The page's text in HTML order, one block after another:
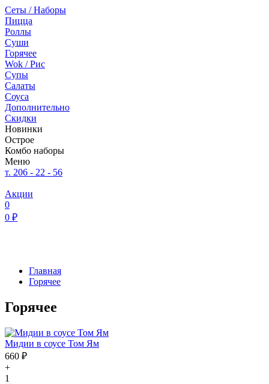
Сеты / Наборы
Пицца
Роллы
Суши
Горячее
Wok / Рис
Супы
Салаты
Соуса
Дополнительно
Скидки
Новинки
Острое
Комбо наборы
Меню
т. 206 - 22 - 56
Акции
0
0 ₽
Главная
Горячее
Горячее
Мидии в соусе Том Ям
660 ₽
+
1